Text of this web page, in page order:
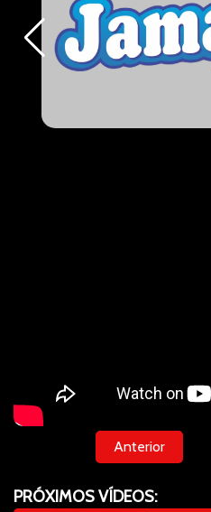
Anterior
PRÓXIMOS VÍDEOS: